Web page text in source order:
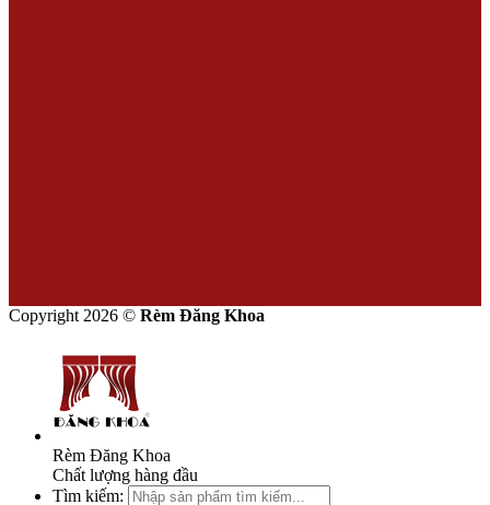
Copyright 2026 © Rèm Đăng Khoa
Rèm Đăng Khoa
Chất lượng hàng đầu
Tìm kiếm: